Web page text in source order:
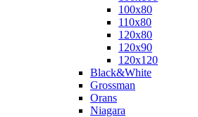
100х80
110х80
120x80
120х90
120х120
Black&White
Grossman
Orans
Niagara